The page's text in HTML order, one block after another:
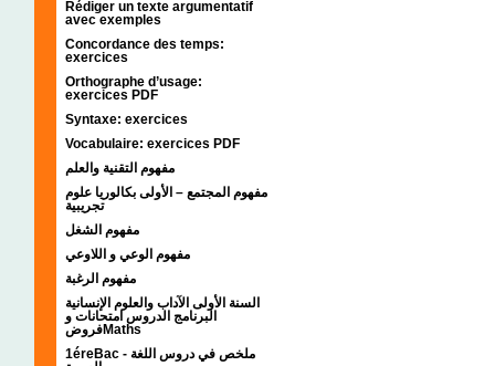
Rédiger un texte argumentatif
avec exemples
Concordance des temps:
exercices
Orthographe d’usage:
exercices PDF
Syntaxe: exercices
Vocabulaire: exercices PDF
مفهوم التقنية والعلم
مفهوم المجتمع – الأولى بكالوريا علوم
تجريبية
مفهوم الشغل
مفهوم الوعي و اللاوعي
مفهوم الرغبة
السنة الأولى الآداب والعلوم الإنسانية
البرنامج الدروس امتحانات و
فروضMaths
1éreBac - ملخص في دروس اللغة